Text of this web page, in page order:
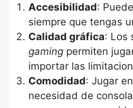
Accesibilidad:
siempre que tengas
Calidad gráfica: Los
gamingpermiten
importar las
Comodidad: Jugar
necesidad de